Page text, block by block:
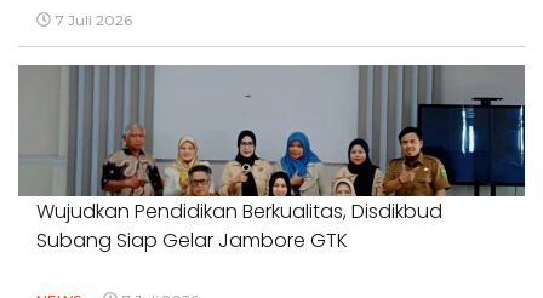
7 Juli 2026
Wujudkan Pendidikan Berkualitas, Disdikbud
Subang Siap Gelar Jambore GTK